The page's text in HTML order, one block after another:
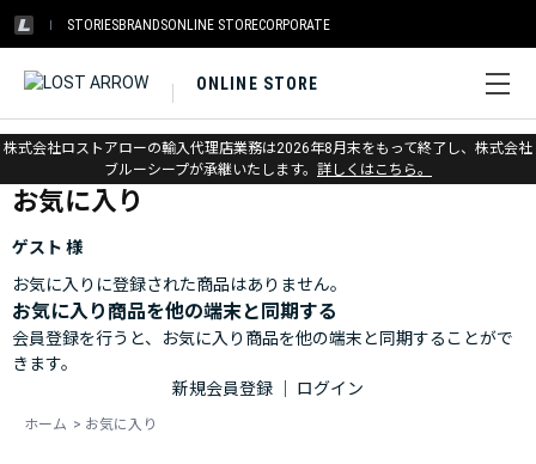
STORIESBRANDSONLINE STORECORPORATE
ONLINE STORE
株式会社ロストアローの輸入代理店業務は2026年8月末をもって終了し、株式会社
ブルーシープが承継いたします。 詳しくはこちら。
ホーム > お気に入り
お気に入り
ゲスト 様
お気に入りに登録された商品はありません。
お気に入り商品を他の端末と同期する
会員登録を行うと、お気に入り商品を他の端末と同期することがで
きます。
新規会員登録
ログイン
ホーム > お気に入り